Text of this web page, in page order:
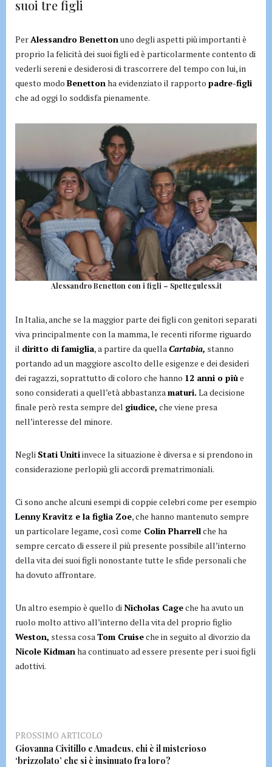
suoi tre figli
PerAlessandro Benettonuno degli aspetti più importanti è
proprio la felicità dei suoi figli ed è particolarmente contento di
vederli sereni e desiderosi di trascorrere del tempo con lui, in
questo modo Benettonha evidenziato il rapporto padre-figli
che ad oggi lo soddisfa pienamente.
Alessandro Benetton con i figli – Spetteguless.it
In Italia, anche se la maggior parte dei figli con genitori separati
viva principalmente con la mamma, le recenti riforme riguardo
il diritto di famiglia, a partire da quella Cartabia, stanno
portando ad un maggiore ascolto delle esigenze e dei desideri
dei ragazzi, soprattutto di coloro che hanno 12 anni o piùe
sono considerati a quell’età abbastanza maturi. La decisione
finale però resta sempre del giudice, che viene presa
nell’interesse del minore.
Negli Stati Unitiinvece la situazione è diversa e si prendono in
considerazione perlopiù gli accordi prematrimoniali.
Ci sono anche alcuni esempi di coppie celebri come per esempio
Lenny Kravitz e la figlia Zoe, che hanno mantenuto sempre
un particolare legame, così come Colin Pharrellche ha
sempre cercato di essere il più presente possibile all’interno
della vita dei suoi figli nonostante tutte le sfide personali che
ha dovuto affrontare.
Un altro esempio è quello di Nicholas Cageche ha avuto un
ruolo molto attivo all’interno della vita del proprio figlio
Weston, stessa cosa Tom Cruiseche in seguito al divorzio da
Nicole Kidman ha continuato ad essere presente per i suoi figli
adottivi.
PROSSIMO ARTICOLO
Giovanna Civitillo e Amadeus, chi è il misterioso
‘brizzolato’ che si è insinuato fra loro?